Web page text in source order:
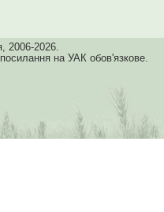
2006-2026.
на УАК обов'язкове.